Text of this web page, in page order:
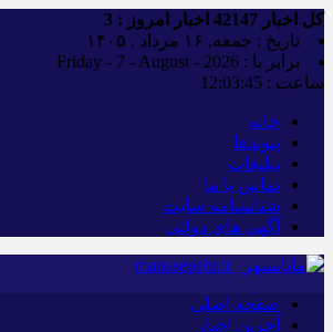
کل اخبار اخبار امروز : 3
تاریخ : جمعه, ۱۶ مرداد , ۱۴۰۵
برابر با : Friday - 7 - August - 2026
ساعت : 12:03:46
خانه
پیوندها
تبلیغات
تماس با ما
شناسنامه سایت
آگهی های دولتی
صفحه اصلی
آخرین اخبار